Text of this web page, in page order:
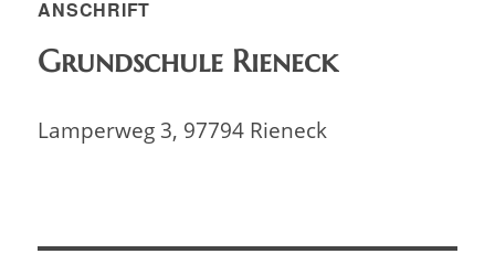
ANSCHRIFT
Grundschule Rieneck
Lamperweg 3, 97794 Rieneck